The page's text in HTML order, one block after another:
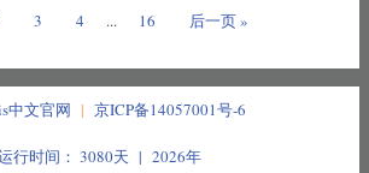
3 4 ... 16 后一页 »
中文官网 | 京ICP备14057001号-6
行时间： 3080天 | 2026年